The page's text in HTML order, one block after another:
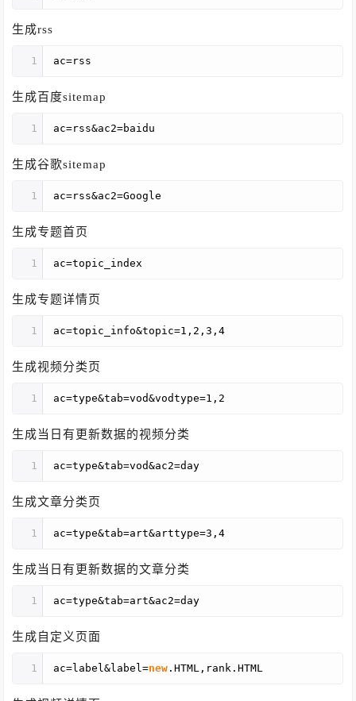
生成rss
1 ac=rss
生成百度sitemap
1 ac=rss&ac2=baidu
生成谷歌sitemap
1 ac=rss&ac2=Google
生成专题首页
1 ac=topic_index
生成专题详情页
1 ac=topic_info&topic=1,2,3,4
生成视频分类页
1 ac=type&tab=vod&vodtype=1,2
生成当日有更新数据的视频分类
1 ac=type&tab=vod&ac2=day
生成文章分类页
1 ac=type&tab=art&arttype=3,4
生成当日有更新数据的文章分类
1 ac=type&tab=art&ac2=day
生成自定义页面
1 ac=label&label=new .HTML,rank.HTML